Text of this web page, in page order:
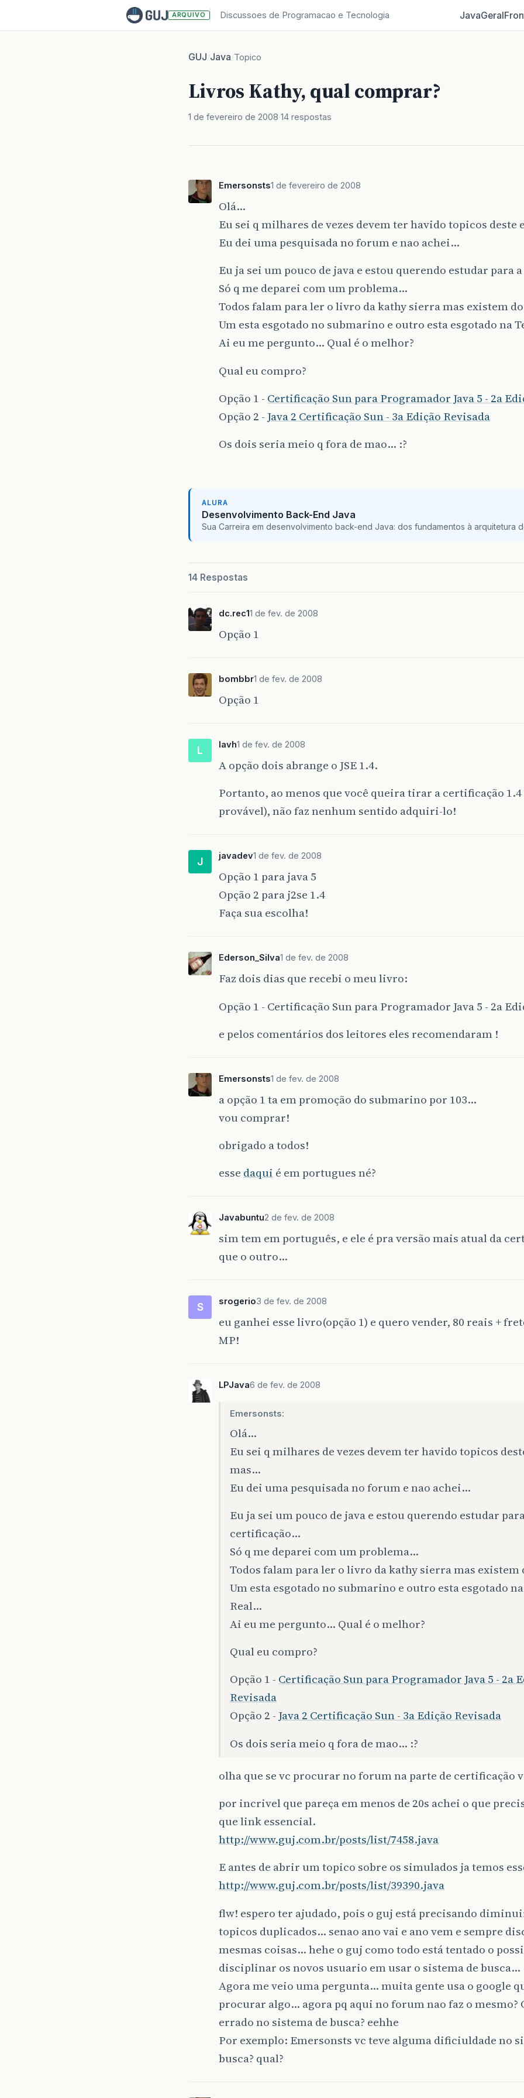
ARQUIVO Discussoes de Programacao e Tecnologia JavaGeral
GUJ/Java/Topico
Livros Kathy, qual comprar?
1 de fevereiro de 2008 14 respostas
Emersonsts1 de fevereiro de 2008
Olá…
Eu sei q milhares de vezes devem ter havido topicos deste
Eu dei uma pesquisada no forum e nao achei…
Eu ja sei um pouco de java e estou querendo estudar para
Só q me deparei com um problema…
Todos falam para ler o livro da kathy sierra mas existem
Um esta esgotado no submarino e outro esta esgotado na
Ai eu me pergunto… Qual é o melhor?
Qual eu compro?
Opção 1 - Certificação Sun para Programador Java 5 - 2a
Opção 2 - Java 2 Certificação Sun - 3a Edição Revisada
Os dois seria meio q fora de mao… :?
ALURA
Desenvolvimento Back-End Java
Sua Carreira em desenvolvimento back-end Java: dos fundamentos à arquitetura
14 Respostas
dc.rec11 de fev. de 2008
Opção 1
bombbr1 de fev. de 2008
Opção 1
L lavh1 de fev. de 2008
A opção dois abrange o JSE 1.4.
Portanto, ao menos que você queira tirar a certificação
provável), não faz nenhum sentido adquiri-lo!
J javadev1 de fev. de 2008
Opção 1 para java 5
Opção 2 para j2se 1.4
Faça sua escolha!
Ederson_Silva1 de fev. de 2008
Faz dois dias que recebi o meu livro:
Opção 1 - Certificação Sun para Programador Java 5 - 2a
e pelos comentários dos leitores eles recomendaram !
Emersonsts1 de fev. de 2008
a opção 1 ta em promoção do submarino por 103…
vou comprar!
obrigado a todos!
esse daqui é em portugues né?
Javabuntu2 de fev. de 2008
sim tem em português, e ele é pra versão mais atual da
que o outro…
S srogerio3 de fev. de 2008
eu ganhei esse livro(opção 1) e quero vender, 80 reais +
MP!
LPJava6 de fev. de 2008
Emersonsts:
Olá…
Eu sei q milhares de vezes devem ter havido topicos
mas…
Eu dei uma pesquisada no forum e nao achei…
Eu ja sei um pouco de java e estou querendo estudar
certificação…
Só q me deparei com um problema…
Todos falam para ler o livro da kathy sierra mas
Um esta esgotado no submarino e outro esta esgotado
Real…
Ai eu me pergunto… Qual é o melhor?
Qual eu compro?
Opção 1 - Certificação Sun para Programador Java 5 - 2a
Revisada
Opção 2 - Java 2 Certificação Sun - 3a Edição Revisada
Os dois seria meio q fora de mao… :?
olha que se vc procurar no forum na parte de certificação
por incrivel que pareça em menos de 20s achei o que
que link essencial.
http://www.guj.com.br/posts/list/7458.java
E antes de abrir um topico sobre os simulados ja temos
http://www.guj.com.br/posts/list/39390.java
flw! espero ter ajudado, pois o guj está precisando
topicos duplicados… senao ano vai e ano vem e sempre
mesmas coisas… hehe o guj como todo está tentado o
disciplinar os novos usuario em usar o sistema de busca…
Agora me veio uma pergunta… muita gente usa o google
procurar algo… agora pq aqui no forum nao faz o mesmo?
errado no sistema de busca? eehhe
Por exemplo: Emersonsts vc teve alguma dificiuldade no
busca? qual?